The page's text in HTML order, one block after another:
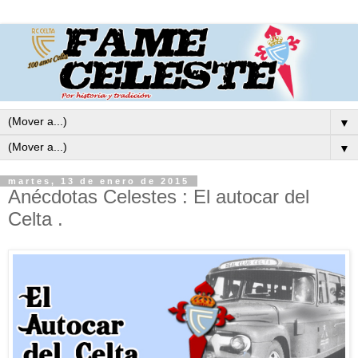
▼
▼
martes, 13 de enero de 2015
Anécdotas Celestes : El autocar del
Celta .